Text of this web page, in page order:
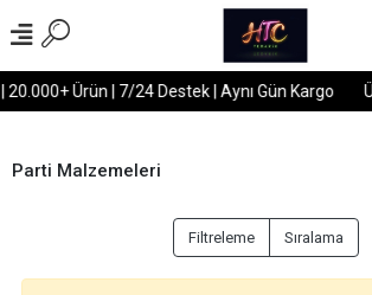
Ürün | 7/24 Destek | Aynı Gün Kargo
Parti Malzemeleri
Filtreleme Sıralama